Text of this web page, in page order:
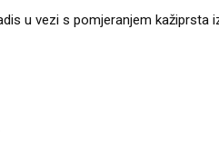
u vezi s pomjeranjem kažiprsta